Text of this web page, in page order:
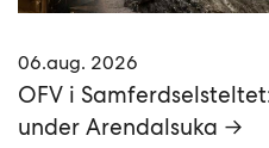
06.aug. 2026
OFV i
under Arendalsuka →